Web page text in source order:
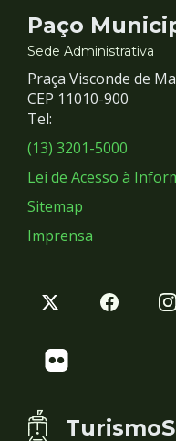
Contato
e
Redes
Sociais
Paço
Sede Administrativa
Praça Visconde de
CEP 11010-900
Tel:
(13) 3201-5000
Lei de Acesso à
Sitemap
Imprensa